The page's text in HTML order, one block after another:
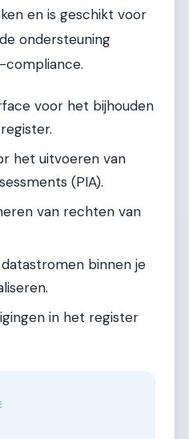
en is geschikt voor
ondersteuning
compliance.
voor het bijhouden
het uitvoeren van
(PIA).
van rechten van
binnen je
in het register